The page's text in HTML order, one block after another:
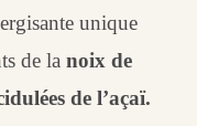
unique
de lanoix de
de l’açaï.